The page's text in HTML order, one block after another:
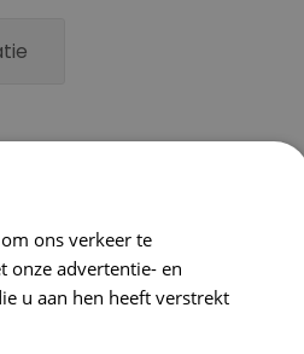
je zelf voordelig met 1laag
het juiste adres wanneer het
makkelijk te verwerken. Extra
veel kleurencombinaties in ons
met professionele verf.
ons verkeer te
onze advertentie- en
u aan hen heeft verstrekt